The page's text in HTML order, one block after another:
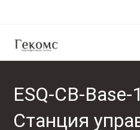
ESQ-CB-Base-
Станция